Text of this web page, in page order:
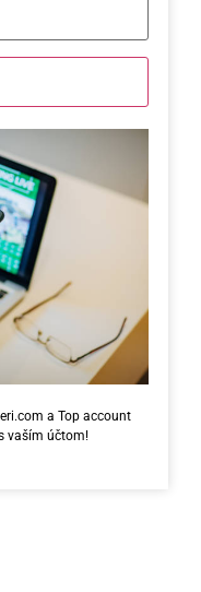
a Top account
vaším účtom!